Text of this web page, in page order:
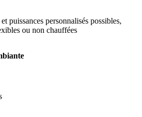
puissances personnalisés possibles,
ou non chauffées